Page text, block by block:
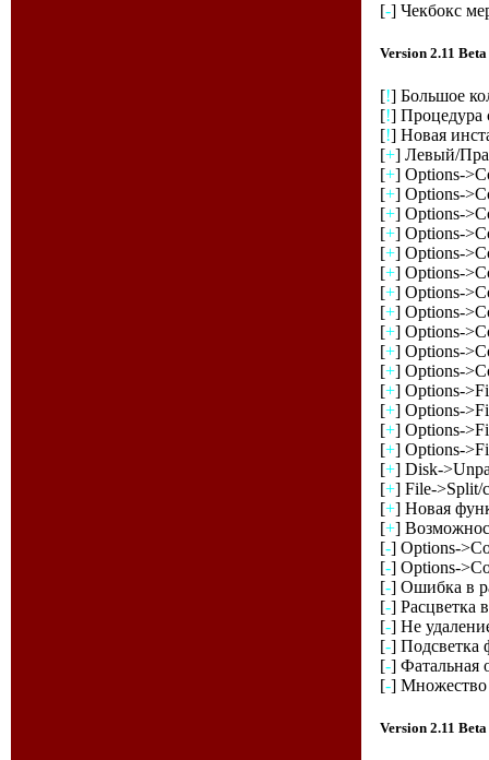
[-] Чекбокс
Version 2.11
[!] Большое
[!] Процедура
[!] Новая
[+] Левый/
[+] Options-
[+] Options-
[+] Options-
[+] Options-
[+] Options-
[+] Options-
[+] Options-
[+] Options-
[+] Options-
[+] Options-
[+] Options-
[+] Options-
[+] Options-
[+] Options-
[+] Options-
[+] Disk-
[+] File->Split/
[+] Новая
[+]
[-] Options-
[-] Options-
[-] Ошибка в
[-] Расцветка
[-] Не
[-] Подсветка
[-] Фатальная
[-] Множество
Version 2.11